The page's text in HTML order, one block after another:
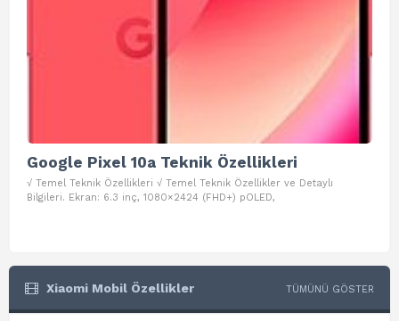
Google Pixel 10a Teknik Özellikleri
√ Temel Teknik Özellikleri √ Temel Teknik Özellikler ve Detaylı
Bilgileri. Ekran: 6.3 inç, 1080×2424 (FHD+) pOLED,
Xiaomi Mobil Özellikler TÜMÜNÜ GÖSTER